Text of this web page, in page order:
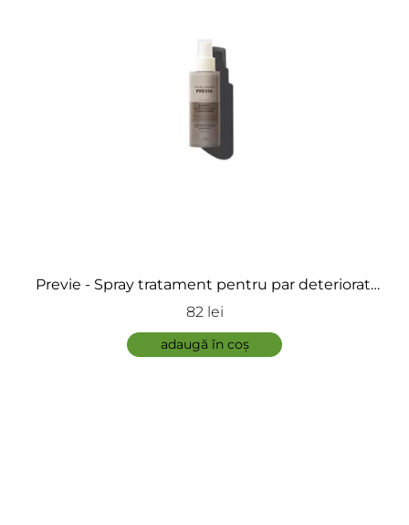
Previe - Spray tratament pentru par deteriorat,
fără clătire - Regenerating Bifazic Leave in Filler
82 lei
adaugă în coș